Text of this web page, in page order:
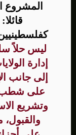
المشروع
ليس حلاً
إدارة
إلى جانب
على شطب
وتشريع